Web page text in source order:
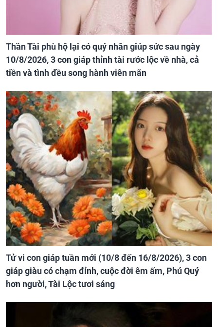
Thần Tài phù hộ lại có quý nhân giúp sức sau ngày
10/8/2026, 3 con giáp thỉnh tài rước lộc về nhà, cả
tiền và tình đều song hành viên mãn
Tử vi con giáp tuần mới (10/8 đến 16/8/2026), 3 con
giáp giàu có chạm đỉnh, cuộc đời êm ấm, Phú Quý
hơn người, Tài Lộc tươi sáng